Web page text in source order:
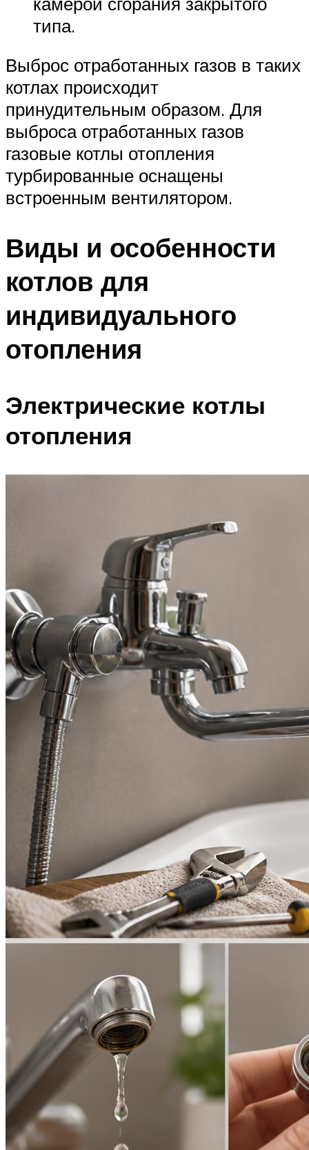
типа.
Выброс отработанных газов в таких
котлах происходит
принудительным образом. Для
выброса отработанных газов
газовые котлы отопления
турбированные оснащены
встроенным вентилятором.
Виды и особенности
котлов для
индивидуального
отопления
Электрические котлы
отопления